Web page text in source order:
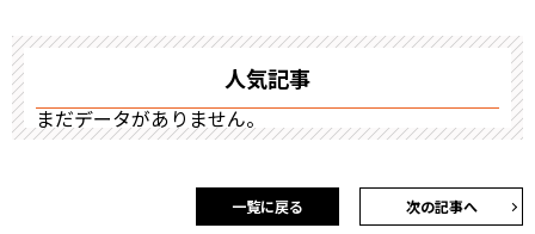
人気記事
まだデータがありません。
次の記事へ
一覧に戻る